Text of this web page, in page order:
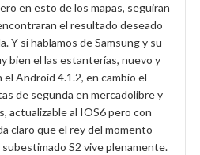
en esto de los mapas, seguiran
el resultado deseado
Y si hablamos de Samsung y su
bien el las estanterías, nuevo y
Android 4.1.2, en cambio el
de segunda en mercadolibre y
actualizable al IOS6 pero con
claro que el rey del momento
S2 vive plenamente.